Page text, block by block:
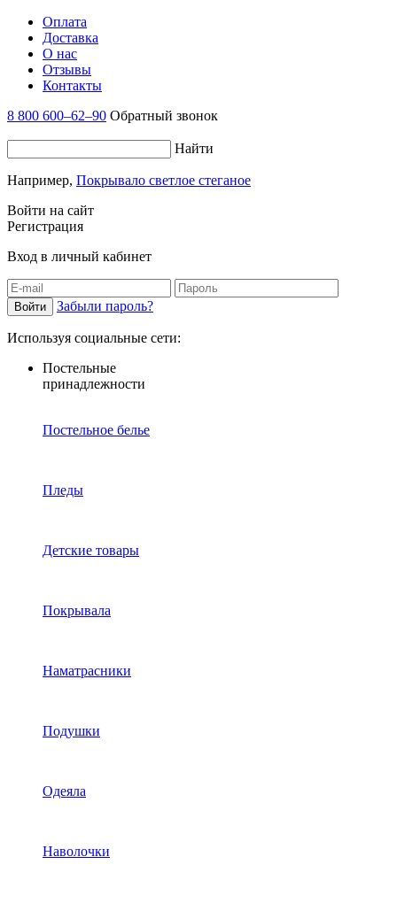
Оплата
Доставка
О нас
Отзывы
Контакты
8 800 600–62–90 Обратный звонок
Найти
Например, Покрывало светлое стеганое
Войти на сайт
Регистрация
Вход в личный кабинет
Забыли пароль?
Используя социальные сети:
Постельные
принадлежности
Постельное белье
Пледы
Детские товары
Покрывала
Наматрасники
Подушки
Одеяла
Наволочки